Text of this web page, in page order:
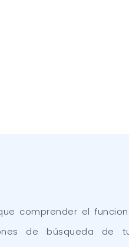
comprender el
de búsqueda de